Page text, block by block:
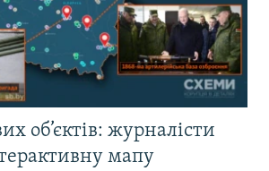
об’єктів: журналісти
мапу